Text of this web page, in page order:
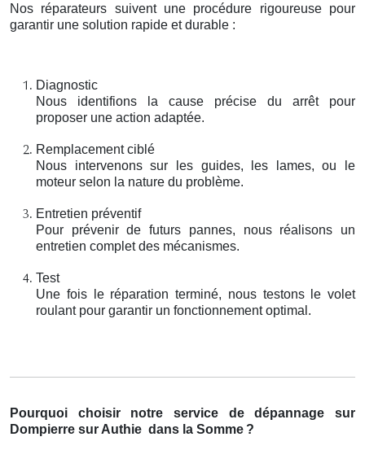
Nos réparateurs suivent une procédure rigoureuse pour
garantir une solution rapide et durable :
Diagnostic
Nous identifions la cause précise du arrêt pour
proposer une action adaptée.
Remplacement ciblé
Nous intervenons sur les guides, les lames, ou le
moteur selon la nature du problème.
Entretien préventif
Pour prévenir de futurs pannes, nous réalisons un
entretien complet des mécanismes.
Test
Une fois le réparation terminé, nous testons le volet
roulant pour garantir un fonctionnement optimal.
Pourquoi choisir notre service de dépannage sur
Dompierre sur Authie dans la Somme ?